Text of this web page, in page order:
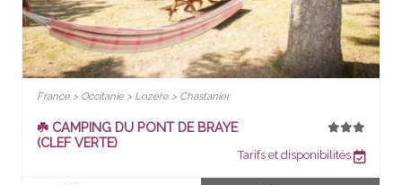
France > Occitanie > Lozère > Chastanier
☘️ CAMPING DU PONT DE BRAYE
(CLEF VERTE)
Tarifs et disponibilités